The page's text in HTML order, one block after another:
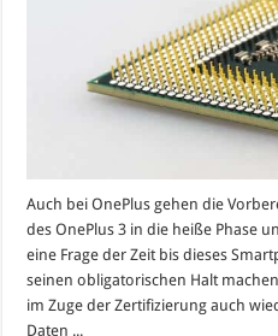
Auch bei OnePlus gehen die
des OnePlus 3 in die heiße Phase
eine Frage der Zeit bis dieses
seinen obligatorischen Halt
im Zuge der Zertifizierung auch
Daten ...